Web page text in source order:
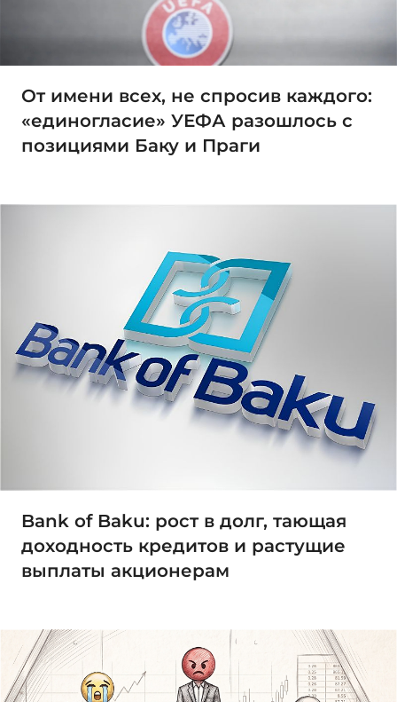
От имени всех, не спросив каждого:
«единогласие» УЕФА разошлось с
позициями Баку и Праги
Bank of Baku: рост в долг, тающая
доходность кредитов и растущие
выплаты акционерам